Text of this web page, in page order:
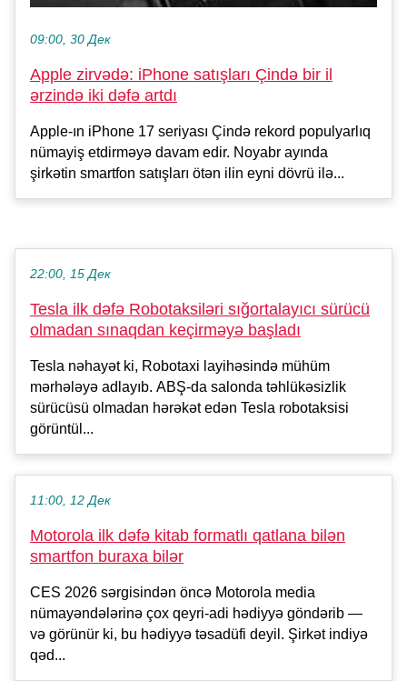
09:00, 30 Дек
Apple zirvədə: iPhone satışları Çində bir il
ərzində iki dəfə artdı
Apple-ın iPhone 17 seriyası Çində rekord populyarlıq
nümayiş etdirməyə davam edir. Noyabr ayında
şirkətin smartfon satışları ötən ilin eyni dövrü ilə...
22:00, 15 Дек
Tesla ilk dəfə Robotaksiləri sığortalayıcı sürücü
olmadan sınaqdan keçirməyə başladı
Tesla nəhayət ki, Robotaxi layihəsində mühüm
mərhələyə adlayıb. ABŞ-da salonda təhlükəsizlik
sürücüsü olmadan hərəkət edən Tesla robotaksisi
görüntül...
11:00, 12 Дек
Motorola ilk dəfə kitab formatlı qatlana bilən
smartfon buraxa bilər
CES 2026 sərgisindən öncə Motorola media
nümayəndələrinə çox qeyri-adi hədiyyə göndərib —
və görünür ki, bu hədiyyə təsadüfi deyil. Şirkət indiyə
qəd...